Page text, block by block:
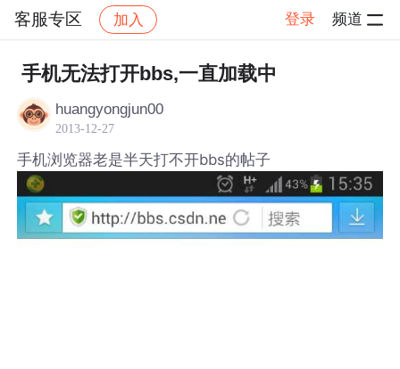
客服专区 加入 登录 频道
社区 客服专区 帖子详情
手机无法打开bbs,一直加载中
huangyongjun00
2013-12-27
手机浏览器老是半天打不开bbs的帖子